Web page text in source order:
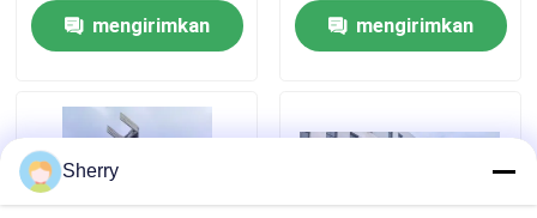
Berita
Forklift Pallet Listrik
mengirimkan
mengirimkan
Sherry